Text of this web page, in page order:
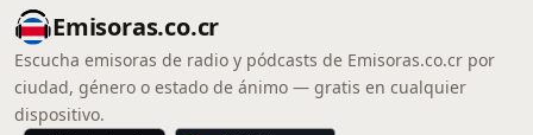
Emisoras.co.cr
Escucha emisoras de radio y pódcasts de Emisoras.co.cr por
ciudad, género o estado de ánimo — gratis en cualquier
dispositivo.